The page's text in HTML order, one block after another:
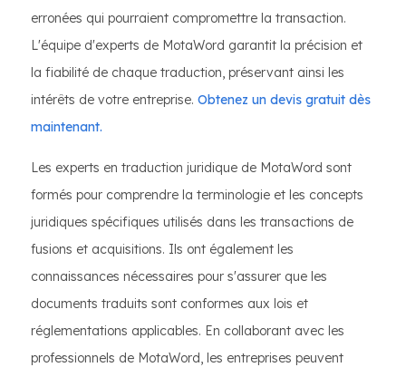
erronées qui pourraient compromettre la transaction.
L'équipe d'experts de MotaWord garantit la précision et
la fiabilité de chaque traduction, préservant ainsi les
intérêts de votre entreprise. Obtenez un devis gratuit dès
maintenant.
Les experts en traduction juridique de MotaWord sont
formés pour comprendre la terminologie et les concepts
juridiques spécifiques utilisés dans les transactions de
fusions et acquisitions. Ils ont également les
connaissances nécessaires pour s'assurer que les
documents traduits sont conformes aux lois et
réglementations applicables. En collaborant avec les
professionnels de MotaWord, les entreprises peuvent